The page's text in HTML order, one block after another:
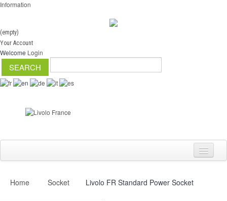
Information
(empty)
Your Account
Welcome Login
Switch
Home Socket Livolo FR Standard Power Socket